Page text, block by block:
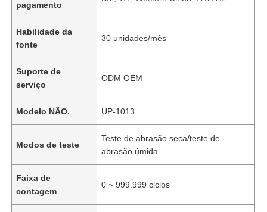
pagamento
Habilidade da
fonte
30 unidades/mês
Suporte de
serviço
ODM OEM
Modelo NÃO. UP-1013
Modos de teste
Teste de abrasão seca/teste de
abrasão úmida
Faixa de
contagem
0 ~ 999.999 ciclos